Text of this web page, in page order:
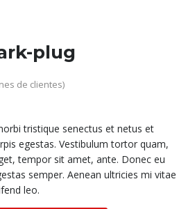
plug
de clientes)
tristique senectus et netus et
egestas. Vestibulum tortor quam,
tempor sit amet, ante. Donec eu
semper. Aenean ultricies mi vitae
leo.